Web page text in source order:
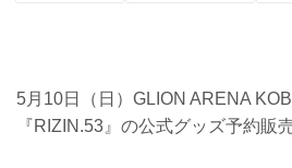
5月10日（日）GLION ARENA
『RIZIN.53』の公式グッズ予約販